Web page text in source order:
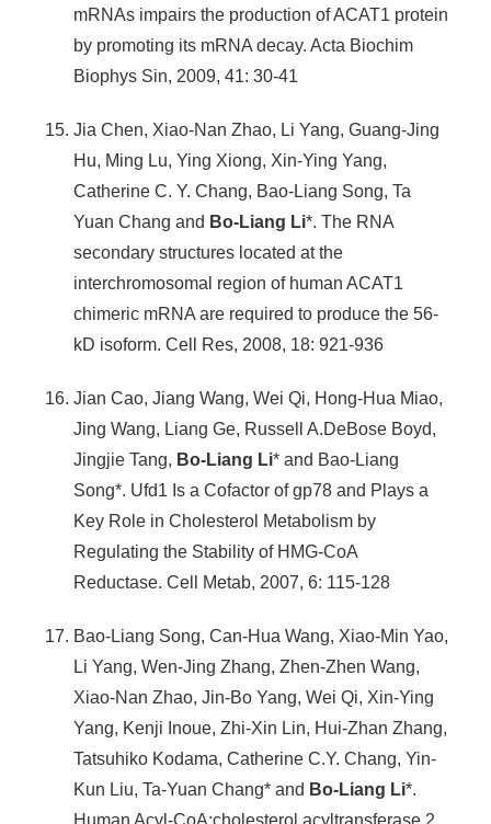
mRNAs impairs the production of ACAT1 protein
by promoting its mRNA decay. Acta Biochim
Biophys Sin, 2009, 41: 30-41
Jia Chen, Xiao-Nan Zhao, Li Yang, Guang-Jing
Hu, Ming Lu, Ying Xiong, Xin-Ying Yang,
Catherine C. Y. Chang, Bao-Liang Song, Ta
Yuan Chang and Bo-Liang Li*. The RNA
secondary structures located at the
interchromosomal region of human ACAT1
chimeric mRNA are required to produce the 56-
kD isoform. Cell Res, 2008, 18: 921-936
Jian Cao, Jiang Wang, Wei Qi, Hong-Hua Miao,
Jing Wang, Liang Ge, Russell A.DeBose Boyd,
Jingjie Tang, Bo-Liang Li* and Bao-Liang
Song*. Ufd1 Is a Cofactor of gp78 and Plays a
Key Role in Cholesterol Metabolism by
Regulating the Stability of HMG-CoA
Reductase. Cell Metab, 2007, 6: 115-128
Bao-Liang Song, Can-Hua Wang, Xiao-Min Yao,
Li Yang, Wen-Jing Zhang, Zhen-Zhen Wang,
Xiao-Nan Zhao, Jin-Bo Yang, Wei Qi, Xin-Ying
Yang, Kenji Inoue, Zhi-Xin Lin, Hui-Zhan Zhang,
Tatsuhiko Kodama, Catherine C.Y. Chang, Yin-
Kun Liu, Ta-Yuan Chang* and Bo-Liang Li*.